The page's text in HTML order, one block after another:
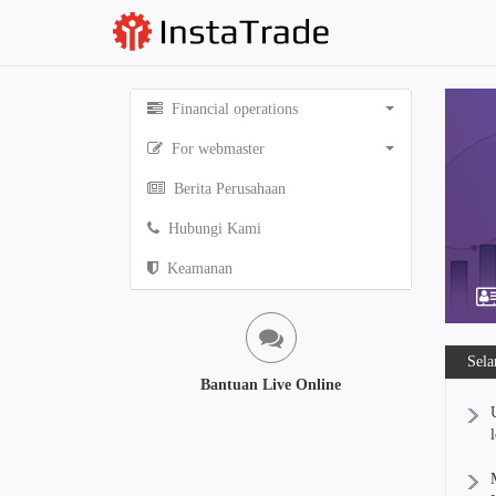
Financial operations
For webmaster
Berita Perusahaan
Hubungi Kami
Keamanan
Bantuan Live Online